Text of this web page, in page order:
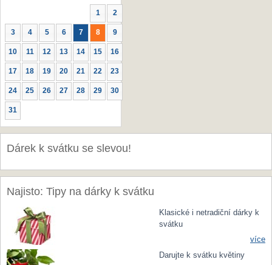
1 2
3 4 5 6 7 8 9
10 11 12 13 14 15 16
17 18 19 20 21 22 23
24 25 26 27 28 29 30
31
Dárek k svátku se slevou!
Najisto: Tipy na dárky k svátku
Klasické i netradiční dárky k
svátku
více
Darujte k svátku květiny